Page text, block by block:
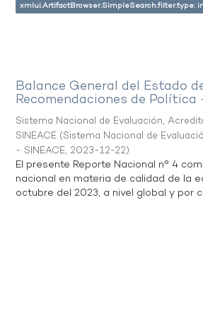
xmlui.ArtifactBrowser.SimpleSearch.filter.type:
Balance General del Estado
Recomendaciones de
Sistema Nacional de Evaluación,
SINEACE (Sistema Nacional de
- SINEACE, 2023-12-22)
El presente Reporte Nacional n° 4
nacional en materia de calidad de la
octubre del 2023, a nivel global y por